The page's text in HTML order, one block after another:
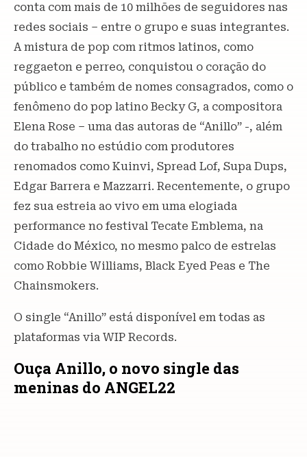
conta com mais de 10 milhões de seguidores nas
redes sociais – entre o grupo e suas integrantes.
A mistura de pop com ritmos latinos, como
reggaeton e perreo, conquistou o coração do
público e também de nomes consagrados, como o
fenômeno do pop latino Becky G, a compositora
Elena Rose – uma das autoras de “Anillo” -, além
do trabalho no estúdio com produtores
renomados como Kuinvi, Spread Lof, Supa Dups,
Edgar Barrera e Mazzarri. Recentemente, o grupo
fez sua estreia ao vivo em uma elogiada
performance no festival Tecate Emblema, na
Cidade do México, no mesmo palco de estrelas
como Robbie Williams, Black Eyed Peas e The
Chainsmokers.
O single “Anillo” está disponível em todas as
plataformas via WIP Records.
Ouça Anillo, o novo single das
meninas do ANGEL22